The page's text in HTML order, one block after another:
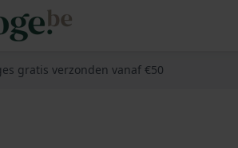
gratis verzonden vanaf €50